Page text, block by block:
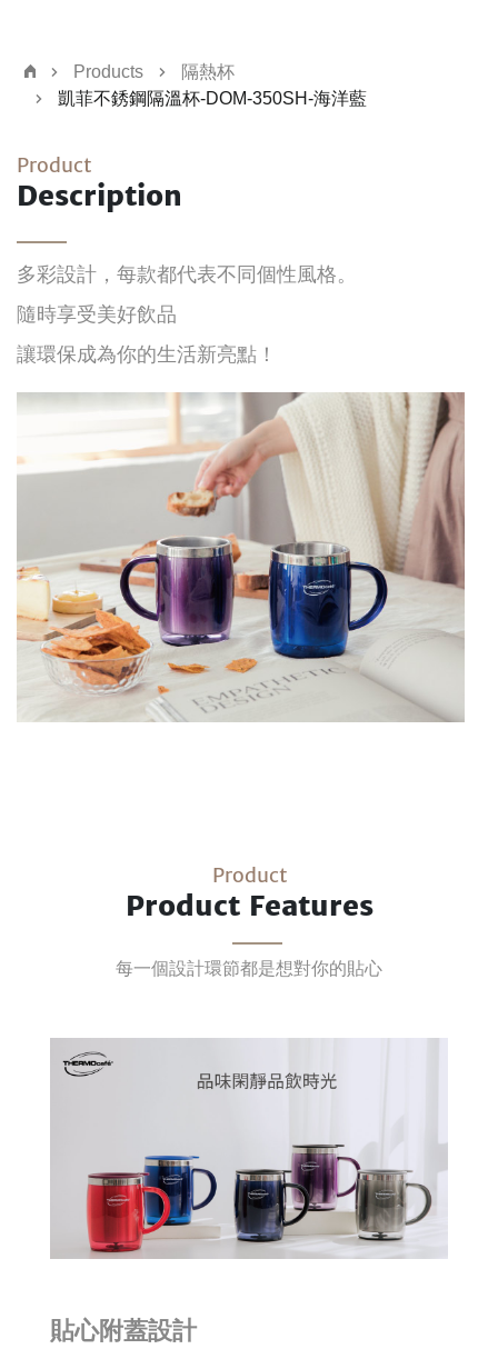
Products
隔熱杯
凱菲不銹鋼隔溫杯-DOM-350SH-海洋藍
Product
Description
多彩設計，每款都代表不同個性風格。
隨時享受美好飲品
讓環保成為你的生活新亮點！
Product
Product Features
每一個設計環節都是想對你的貼心
貼心附蓋設計